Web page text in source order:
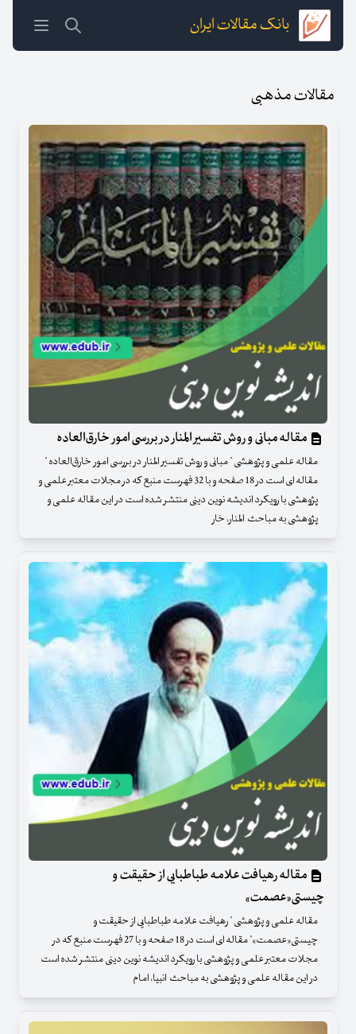
بانک مقالات ایران
مقالات مذهبی
مقاله مبانی و روش تفسیر المنار در بررسی امور خارق‌العاده
مقاله علمی و پژوهشی " مبانی و روش تفسیر المنار در بررسی امور خارق‌العاده "
مقاله ای است در 18 صفحه و با 32 فهرست منبع که در مجلات معتبر علمی و
پژوهشی با رویکرد اندیشه نوین دینی منتشر شده است در این مقاله علمی و
پژوهشی به مباحث المنار، خار
مقاله رهیافت علامه طباطبایی از حقیقت و
چیستی«عصمت»
مقاله علمی و پژوهشی " رهیافت علامه طباطبایی از حقیقت و
چیستی«عصمت»" مقاله ای است در 18 صفحه و با 27 فهرست منبع که در
مجلات معتبر علمی و پژوهشی با رویکرد اندیشه نوین دینی منتشر شده است
در این مقاله علمی و پژوهشی به مباحث انبیا، امام